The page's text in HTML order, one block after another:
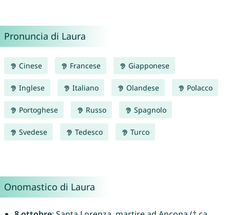
Pronuncia di Laura
Cinese Francese Giapponese
Inglese Italiano Olandese Polacco
Portoghese Russo Spagnolo
Svedese Tedesco Turco
Onomastico di Laura